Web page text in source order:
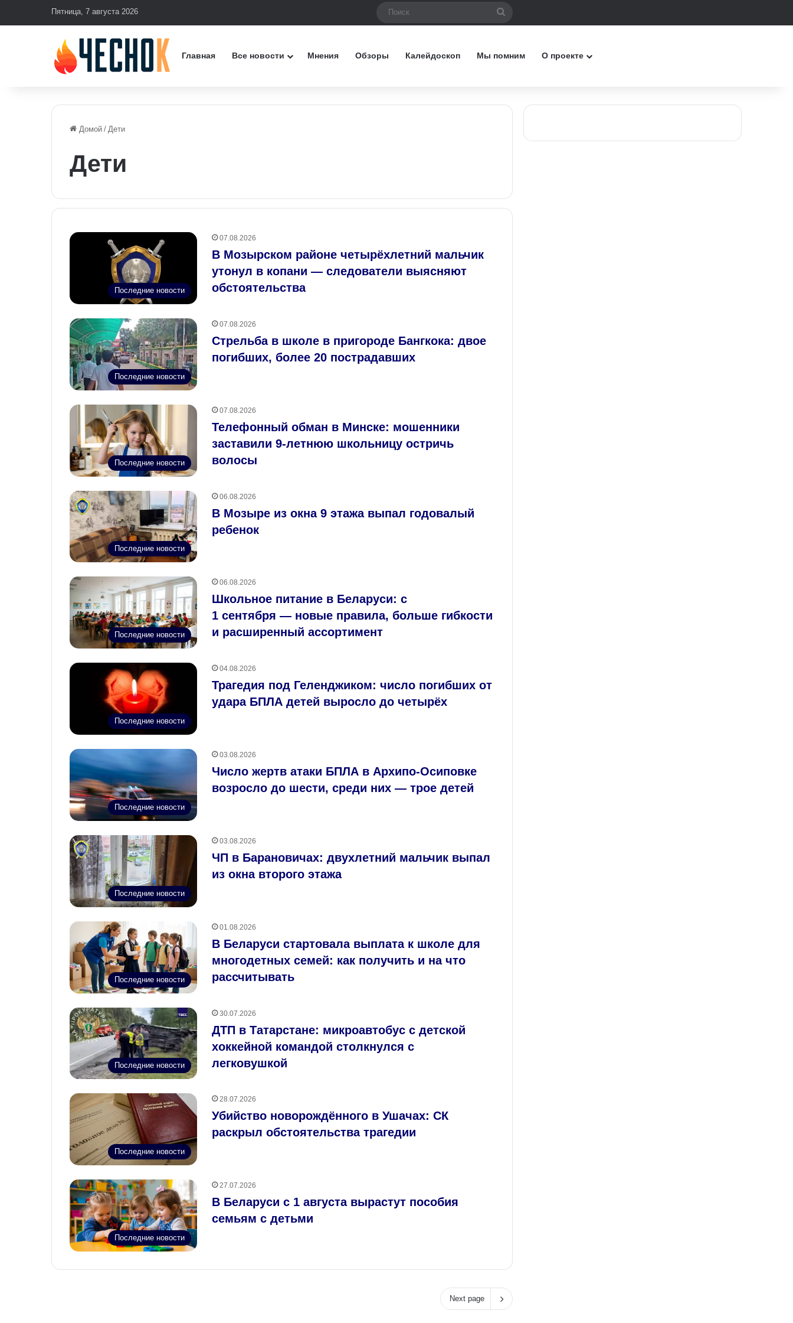
Пятница, 7 августа 2026
Главная Все новости Мнения Обзоры Калейдоскоп Мы помним О проекте
Домой / Дети
Дети
Последние новости
07.08.2026
В Мозырском районе четырёхлетний мальчик
утонул в копани — следователи выясняют
обстоятельства
Последние новости
07.08.2026
Стрельба в школе в пригороде Бангкока: двое
погибших, более 20 пострадавших
Последние новости
07.08.2026
Телефонный обман в Минске: мошенники
заставили 9‑летнюю школьницу остричь
волосы
Последние новости
06.08.2026
В Мозыре из окна 9 этажа выпал годовалый
ребенок
Последние новости
06.08.2026
Школьное питание в Беларуси: с
1 сентября — новые правила, больше гибкости
и расширенный ассортимент
Последние новости
04.08.2026
Трагедия под Геленджиком: число погибших от
удара БПЛА детей выросло до четырёх
Последние новости
03.08.2026
Число жертв атаки БПЛА в Архипо‑Осиповке
возросло до шести, среди них — трое детей
Последние новости
03.08.2026
ЧП в Барановичах: двухлетний мальчик выпал
из окна второго этажа
Последние новости
01.08.2026
В Беларуси стартовала выплата к школе для
многодетных семей: как получить и на что
рассчитывать
Последние новости
30.07.2026
ДТП в Татарстане: микроавтобус с детской
хоккейной командой столкнулся с
легковушкой
Последние новости
28.07.2026
Убийство новорождённого в Ушачах: СК
раскрыл обстоятельства трагедии
Последние новости
27.07.2026
В Беларуси с 1 августа вырастут пособия
семьям с детьми
Next page